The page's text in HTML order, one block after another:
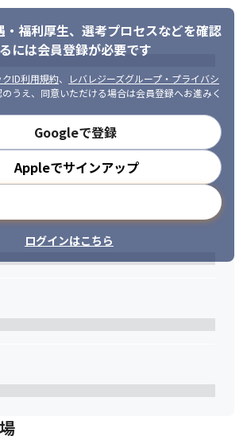
らえる環境です。
ィ技術やトレンドに対して興味を持ち、継続
て協力しながら、自発的に問題を見つけ解決
内の他部門と円滑なコミュニケーションを図
関する提案や説明ができる方
する高い意識と責任感を持ち、システムの安
られる方
福利厚生、 選考プロセスなどを確認
には会員登録が必要です
クID利用規約、
レバレジーズグループ・プライバシ
うえ、同意いただける場合は会員登録へお進みく
Googleで登録
Appleでサインアップ
ログインはこちら